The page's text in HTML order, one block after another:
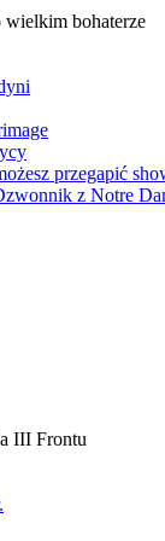
wielkim bohaterze
przegapić
z Notre
III Frontu